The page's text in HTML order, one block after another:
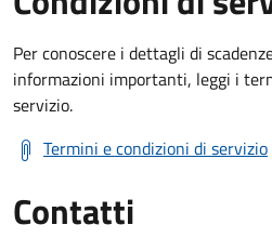
Per conoscere i dettagli di
informazioni importanti, leggi i
servizio.
Termini e condizioni di servizio
Contatti